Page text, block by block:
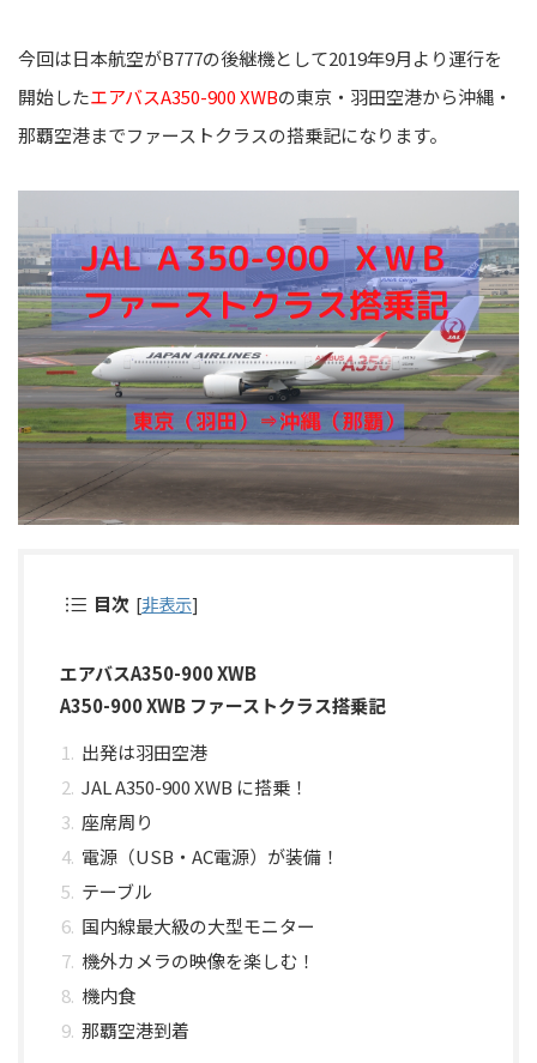
今回は日本航空がB777の後継機として2019年9月より運行を
開始したエアバスA350-900 XWBの東京・羽田空港から沖縄・
那覇空港までファーストクラスの搭乗記になります。
目次 [非表示]
エアバスA350-900 XWB
A350-900 XWB ファーストクラス搭乗記
出発は羽田空港
JAL A350-900 XWB に搭乗！
座席周り
電源（USB・AC電源）が装備！
テーブル
国内線最大級の大型モニター
機外カメラの映像を楽しむ！
機内食
那覇空港到着